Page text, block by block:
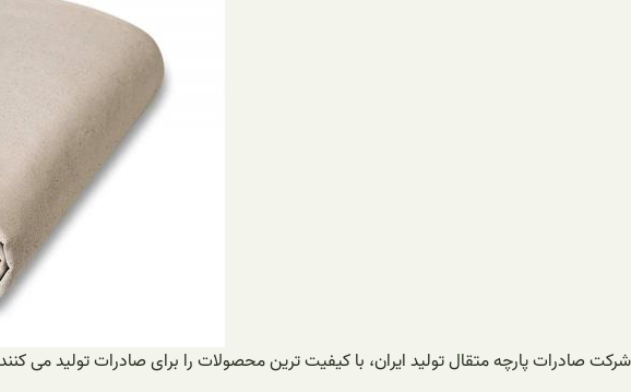
شرکت صادرات پارچه متقال تولید ایران، با کیفیت ترین محصولات را برای صادرات تولید می